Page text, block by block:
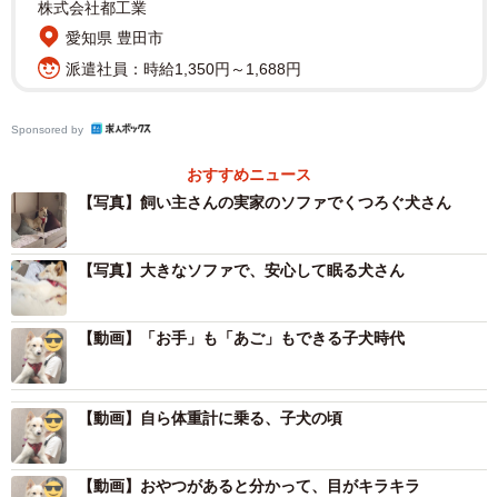
はたまたま両側に娘たちがいたのでこの状態になりまし
た。この体勢は落ち着くどころか不安定で疲れそうです
――「エレベーターに乗るのは実家のマンションに行く時
だけなので、慣れない空間が不安みたいです」とリプライ
でおっしゃっていました。
ごく小さい頃はエレベーターには平気で乗っていたのです
が、「途中で知らない人が乗ってくる」という経験を何度
か積むうちに、あんまり安全な空間じゃないな？と思った
のかもしれません。
――「途中で乗ってくる人をいつも驚かせてしまって申し
訳ない…」ともおっしゃっていましたね。
株式会社都工業
愛知県 豊田市
派遣社員：時給1,350円～1,688円
Sponsored by
おすすめニュース
【写真】飼い主さんの実家のソファでくつろぐ犬さん
【写真】大きなソファで、安心して眠る犬さん
【動画】「お手」も「あご」もできる子犬時代
【動画】自ら体重計に乗る、子犬の頃
【動画】おやつがあると分かって、目がキラキラ